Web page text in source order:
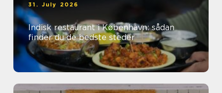
31. July 2026
Indisk restaurant i København: sådan
finder du de bedste steder